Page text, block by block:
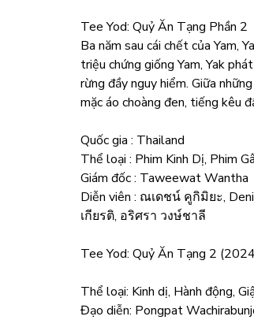
Tee Yod: Quỷ Ăn Tạng Phần 2
Ba năm sau cái chết của Yam,
triệu chứng giống Yam, Yak
rừng đầy nguy hiểm. Giữa
mặc áo choàng đen, tiếng kêu
Quốc gia : Thailand
Thể loại : Phim Kinh Dị, Phim
Giám đốc : Taweewat Wantha
Diễn viên : ณเดชน์ คูกิมิยะ,
เกียรติ, อริศรา วงษ์ชาลี
Tee Yod: Quỷ Ăn Tạng 2
Thể loại: Kinh dị, Hành động,
Đạo diễn: Pongpat